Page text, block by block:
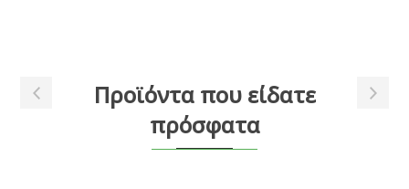
Προϊόντα που είδατε
πρόσφατα